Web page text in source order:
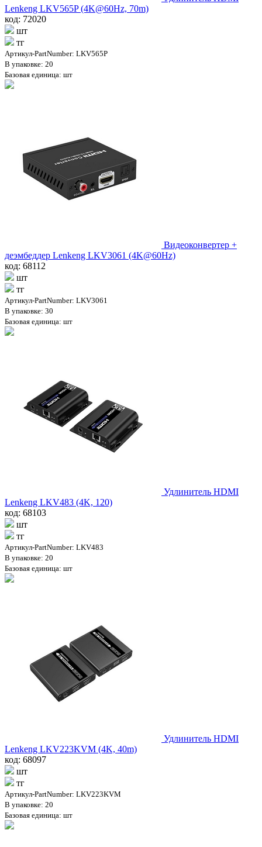
Lenkeng LKV565P (4K@60Hz, 70m)
код: 72020
шт
тг
Артикул-PartNumber: LKV565P
В упаковке: 20
Базовая единица: шт
Видеоконвертер +
деэмбеддер Lenkeng LKV3061 (4K@60Hz)
код: 68112
шт
тг
Артикул-PartNumber: LKV3061
В упаковке: 30
Базовая единица: шт
Удлинитель HDMI
Lenkeng LKV483 (4K, 120)
код: 68103
шт
тг
Артикул-PartNumber: LKV483
В упаковке: 20
Базовая единица: шт
Удлинитель HDMI
Lenkeng LKV223KVM (4K, 40m)
код: 68097
шт
тг
Артикул-PartNumber: LKV223KVM
В упаковке: 20
Базовая единица: шт